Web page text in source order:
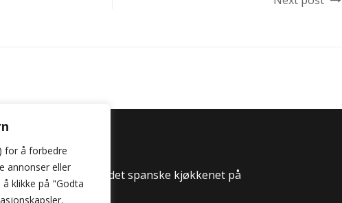
for å forbedre
annonser eller
klikke på "Godta
lidenskapen til det spanske kjøkkenet på
Favor.